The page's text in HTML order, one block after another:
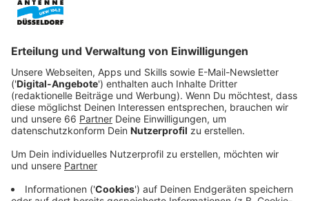
gebildet werden.
Anzeige
Antenne Düsseldorf wieder dabei: Jetzt
mitmachen!
Anzeige